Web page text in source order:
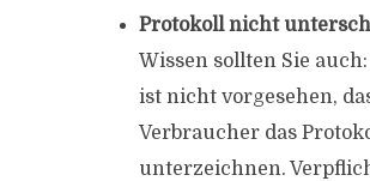
Protokoll nicht
Wissen sollten Sie
ist nicht vorgesehen,
Verbraucher das
unterzeichnen.